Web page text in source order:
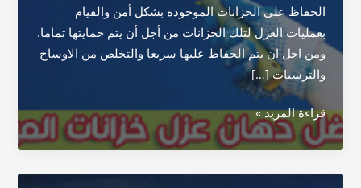
الحفاظ على الخزانات الموجودة بشكل أمن والقيام
بعمليات العزل لتلك الخزانات من أجل أن يتم حمايتها تماما.
ومن اجل ان يتم الحفاظ عليها سريعا والتخلص من الاوساخ
والترسبات […]
دهان
خزانات
المياه
قراءة المزيد »